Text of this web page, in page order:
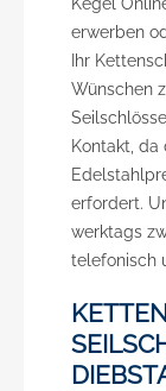
erwerben
Ihr
Wünschen
Kontakt,
erfordert.
werktags
telefonisch